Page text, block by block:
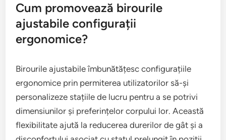
Cum promovează birourile
ajustabile configurații
ergonomice?
Birourile ajustabile îmbunătățesc configurațiile
ergonomice prin permiterea utilizatorilor să-și
personalizeze stațiile de lucru pentru a se potrivi
dimensiunilor și preferințelor corpului lor. Această
flexibilitate ajută la reducerea durerilor de gât și a